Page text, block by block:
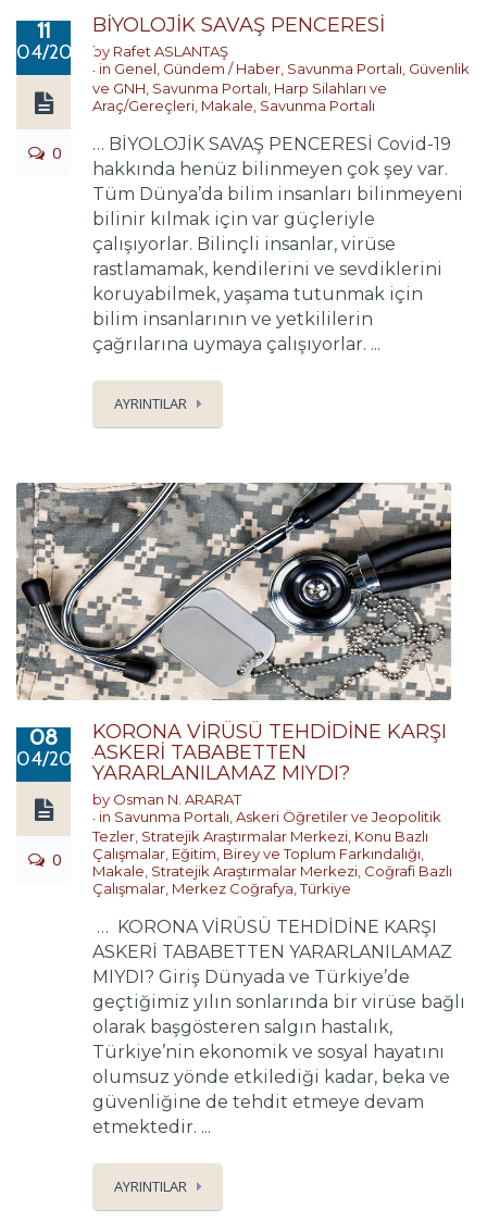
11
04/2020
0
BİYOLOJİK SAVAŞ PENCERESİ
by Rafet ASLANTAŞ
in Genel Gündem / Haber Savunma Portalı Güvenlik
ve GNH Savunma Portalı Harp Silahları ve
Araç/Gereçleri Makale Savunma Portalı
… BİYOLOJİK SAVAŞ PENCERESİ Covid-19
hakkında henüz bilinmeyen çok şey var.
Tüm Dünya’da bilim insanları bilinmeyeni
bilinir kılmak için var güçleriyle
çalışıyorlar. Bilinçli insanlar, virüse
rastlamamak, kendilerini ve sevdiklerini
koruyabilmek, yaşama tutunmak için
bilim insanlarının ve yetkililerin
çağrılarına uymaya çalışıyorlar. ...
AYRINTILAR
08
04/2020
0
KORONA VİRÜSÜ TEHDİDİNE KARŞI
ASKERİ TABABETTEN
YARARLANILAMAZ MIYDI?
by Osman N. ARARAT
in Savunma Portalı Askeri Öğretiler ve Jeopolitik
Tezler Stratejik Araştırmalar Merkezi Konu Bazlı
Çalışmalar Eğitim, Birey ve Toplum Farkındalığı
Makale Stratejik Araştırmalar Merkezi Coğrafi Bazlı
Çalışmalar Merkez Coğrafya ,Türkiye
… KORONA VİRÜSÜ TEHDİDİNE KARŞI
ASKERİ TABABETTEN YARARLANILAMAZ
MIYDI? Giriş Dünyada ve Türkiye’de
geçtiğimiz yılın sonlarında bir virüse bağlı
olarak başgösteren salgın hastalık,
Türkiye’nin ekonomik ve sosyal hayatını
olumsuz yönde etkilediği kadar, beka ve
güvenliğine de tehdit etmeye devam
etmektedir. ...
AYRINTILAR